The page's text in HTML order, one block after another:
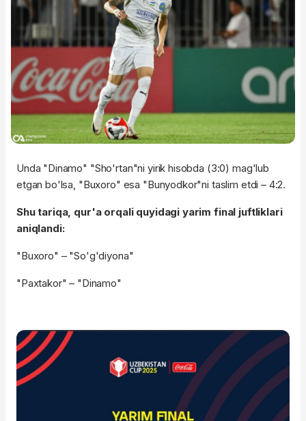
Unda "Dinamo" "Sho'rtan"ni yirik hisobda (3:0) mag'lub
etgan bo'lsa, "Buxoro" esa "Bunyodkor"ni taslim etdi – 4:2.
Shu tariqa, qur'a orqali quyidagi yarim final juftliklari
aniqlandi:
"Buxoro" – "So'g'diyona"
"Paxtakor" – "Dinamo"